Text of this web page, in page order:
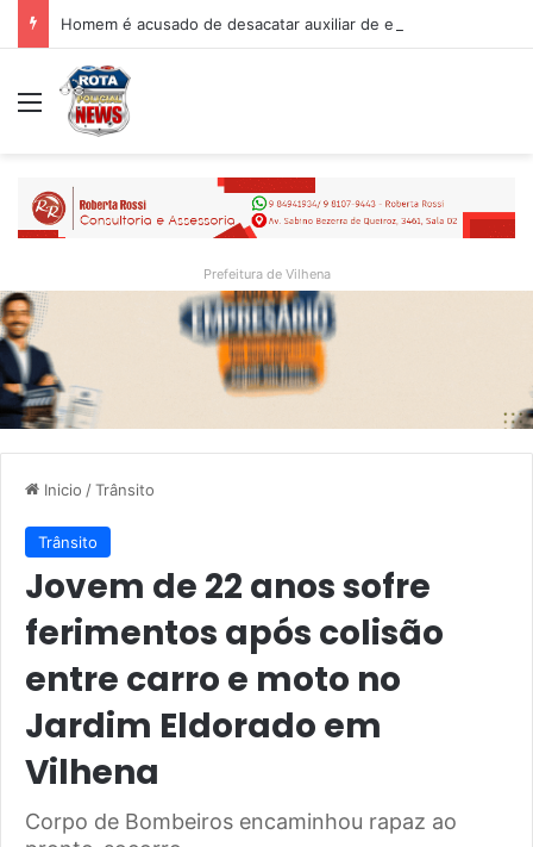
Menu
Prefeitura de Vilhena
Inicio /Trânsito
Trânsito
Jovem de 22 anos sofre
ferimentos após colisão
entre carro e moto no
Jardim Eldorado em
Vilhena
Corpo de Bombeiros encaminhou rapaz ao